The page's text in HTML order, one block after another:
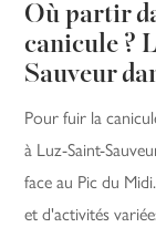
Où partir
canicule ?
Sauveur
Pour fuir la
à Luz-Saint-
face au Pic du
et d'activités